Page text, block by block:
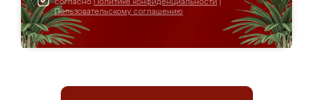
согласно Политике конфиденциальности
Пользовательскому соглашению